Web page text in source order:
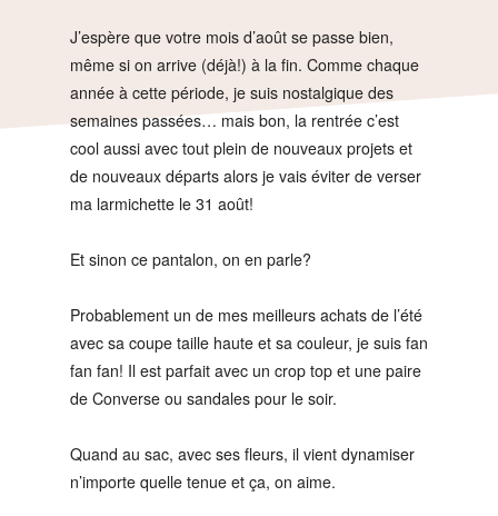
J’espère que votre mois d’août se passe bien,
même si on arrive (déjà!) à la fin. Comme chaque
année à cette période, je suis nostalgique des
semaines passées… mais bon, la rentrée c’est
cool aussi avec tout plein de nouveaux projets et
de nouveaux départs alors je vais éviter de verser
ma larmichette le 31 août!
Et sinon ce pantalon, on en parle?
Probablement un de mes meilleurs achats de l’été
avec sa coupe taille haute et sa couleur, je suis fan
fan fan! Il est parfait avec un crop top et une paire
de Converse ou sandales pour le soir.
Quand au sac, avec ses fleurs, il vient dynamiser
n’importe quelle tenue et ça, on aime.